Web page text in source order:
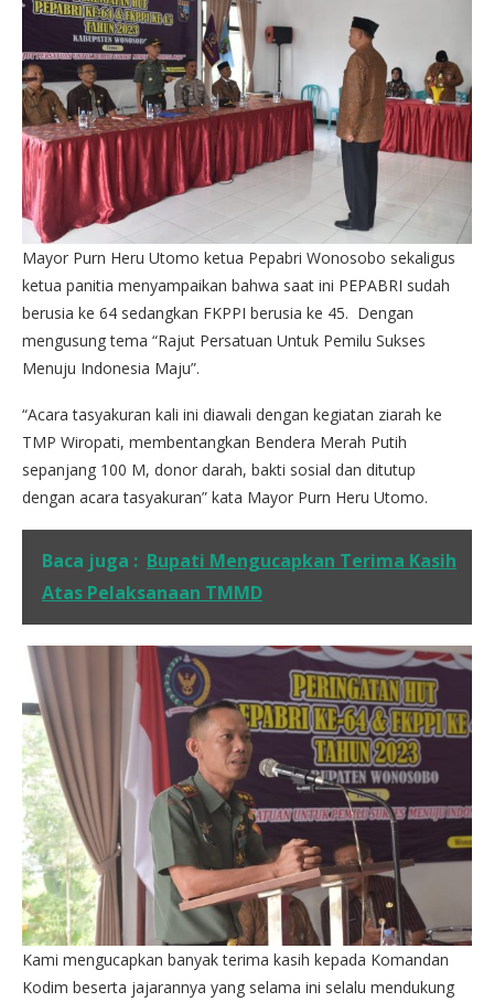
Mayor Purn Heru Utomo ketua Pepabri Wonosobo sekaligus
ketua panitia menyampaikan bahwa saat ini PEPABRI sudah
berusia ke 64 sedangkan FKPPI berusia ke 45. Dengan
mengusung tema “Rajut Persatuan Untuk Pemilu Sukses
Menuju Indonesia Maju”.
“Acara tasyakuran kali ini diawali dengan kegiatan ziarah ke
TMP Wiropati, membentangkan Bendera Merah Putih
sepanjang 100 M, donor darah, bakti sosial dan ditutup
dengan acara tasyakuran” kata Mayor Purn Heru Utomo.
Baca juga : Bupati Mengucapkan Terima Kasih
Atas Pelaksanaan TMMD
Kami mengucapkan banyak terima kasih kepada Komandan
Kodim beserta jajarannya yang selama ini selalu mendukung